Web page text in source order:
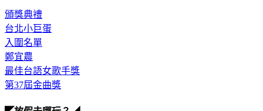
頒獎典禮
台北小巨蛋
入圍名單
鄭宜農
最佳台語女歌手獎
第37屆金曲獎